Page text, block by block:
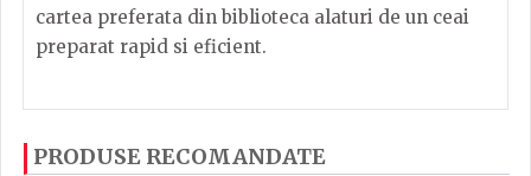
cartea preferata din biblioteca alaturi de un ceai
preparat rapid si eficient.
cu ajutorul steluțelor, și scrieți părerea dvs. Pentru
PRODUSE RECOMANDATE